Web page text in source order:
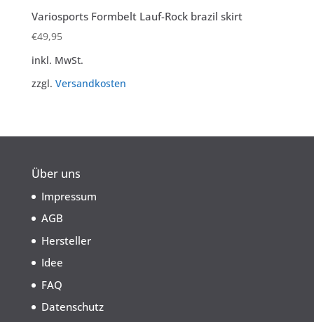
Variosports Formbelt Lauf-Rock brazil skirt
€49,95
inkl. MwSt.
zzgl. Versandkosten
Über uns
Impressum
AGB
Hersteller
Idee
FAQ
Datenschutz